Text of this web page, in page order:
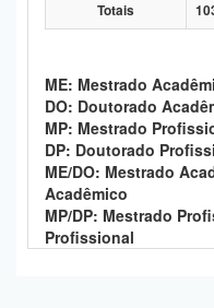
Totais
ME: Mestrado
DO: Doutorado
MP: Mestrado
DP: Doutorado
ME/DO: Mestrado
Acadêmico
MP/DP: Mestrado
Profissional